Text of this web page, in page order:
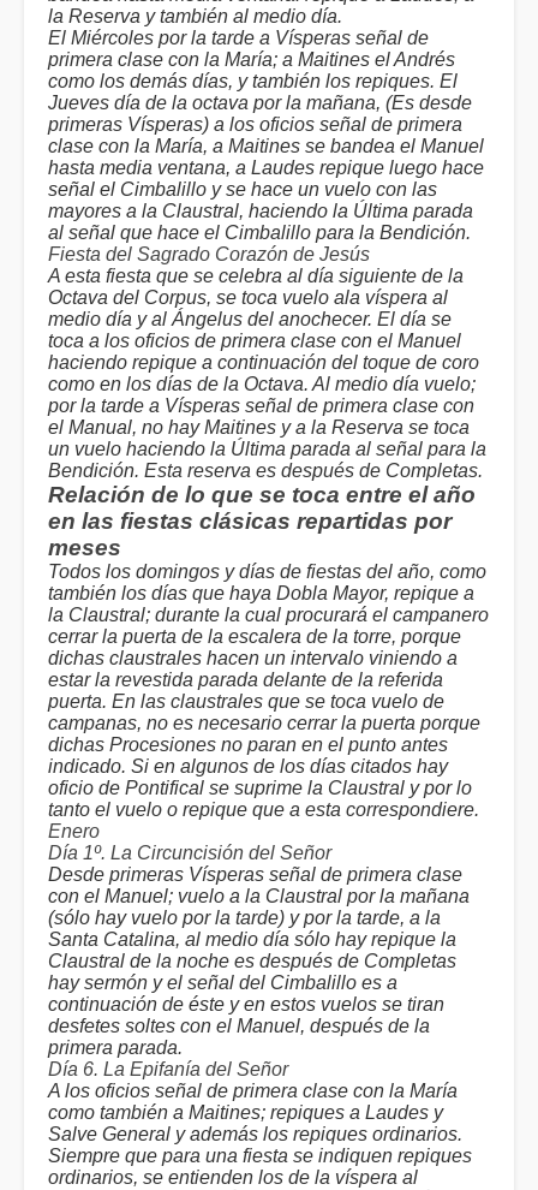
la Reserva y también al medio día.
El Miércoles por la tarde a Vísperas señal de
primera clase con la María; a Maitines el Andrés
como los demás días, y también los repiques. El
Jueves día de la octava por la mañana, (Es desde
primeras Vísperas) a los oficios señal de primera
clase con la María, a Maitines se bandea el Manuel
hasta media ventana, a Laudes repique luego hace
señal el Cimbalillo y se hace un vuelo con las
mayores a la Claustral, haciendo la Última parada
al señal que hace el Cimbalillo para la Bendición.
Fiesta del Sagrado Corazón de Jesús
A esta fiesta que se celebra al día siguiente de la
Octava del Corpus, se toca vuelo ala víspera al
medio día y al Ángelus del anochecer. El día se
toca a los oficios de primera clase con el Manuel
haciendo repique a continuación del toque de coro
como en los días de la Octava. Al medio día vuelo;
por la tarde a Vísperas señal de primera clase con
el Manual, no hay Maitines y a la Reserva se toca
un vuelo haciendo la Última parada al señal para la
Bendición. Esta reserva es después de Completas.
Relación de lo que se toca entre el año
en las fiestas clásicas repartidas por
meses
Todos los domingos y días de fiestas del año, como
también los días que haya Dobla Mayor, repique a
la Claustral; durante la cual procurará el campanero
cerrar la puerta de la escalera de la torre, porque
dichas claustrales hacen un intervalo viniendo a
estar la revestida parada delante de la referida
puerta. En las claustrales que se toca vuelo de
campanas, no es necesario cerrar la puerta porque
dichas Procesiones no paran en el punto antes
indicado. Si en algunos de los días citados hay
oficio de Pontifical se suprime la Claustral y por lo
tanto el vuelo o repique que a esta correspondiere.
Enero
Día 1º. La Circuncisión del Señor
Desde primeras Vísperas señal de primera clase
con el Manuel; vuelo a la Claustral por la mañana
(sólo hay vuelo por la tarde) y por la tarde, a la
Santa Catalina, al medio día sólo hay repique la
Claustral de la noche es después de Completas
hay sermón y el señal del Cimbalillo es a
continuación de éste y en estos vuelos se tiran
desfetes soltes con el Manuel, después de la
primera parada.
Día 6. La Epifanía del Señor
A los oficios señal de primera clase con la María
como también a Maitines; repiques a Laudes y
Salve General y además los repiques ordinarios.
Siempre que para una fiesta se indiquen repiques
ordinarios, se entienden los de la víspera al